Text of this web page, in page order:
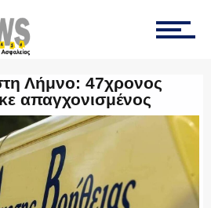
Λήμνο: 47χρονος
απαγχονισμένος